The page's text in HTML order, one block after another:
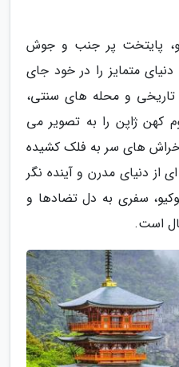
پایتخت پر جنب و جوش
متمایز را در خود جای
و محله های سنتی،
کهن ژاپن را به تصویر می
های سر به فلک کشیده
از دنیای مدرن و آینده نگر
سفری به دل تضادها و
است.